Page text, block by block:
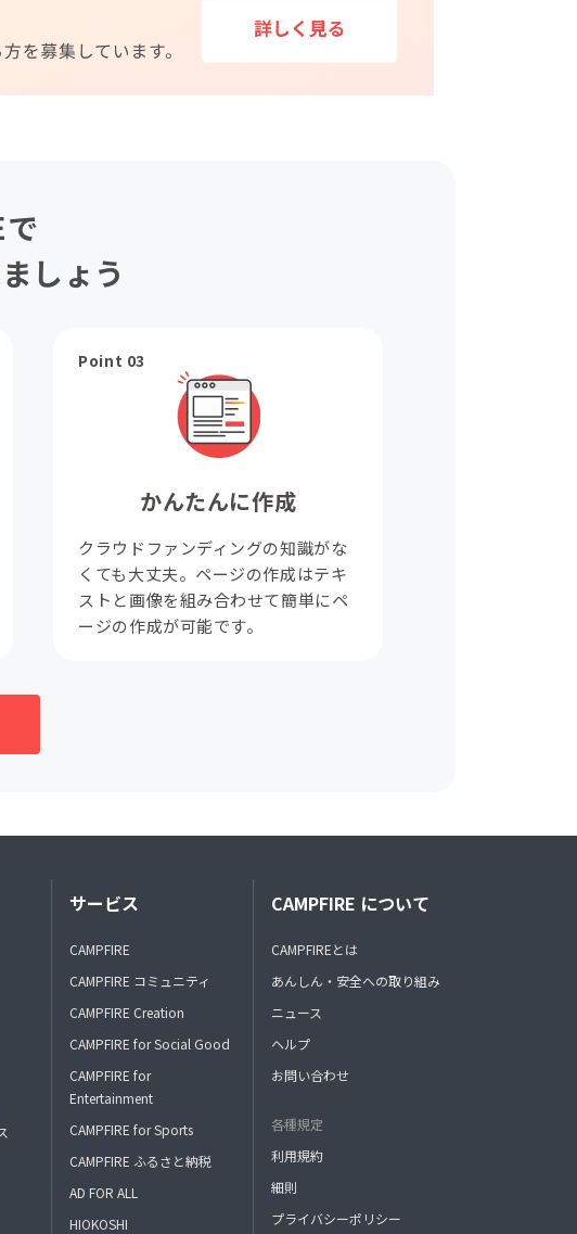
しょう
Point 03
かんたんに作成
クラウドファンディングの知識がな
くても大丈夫。ページの作成はテキ
ストと画像を組み合わせて簡単にペ
ージの作成が可能です。
サービス
CAMPFIRE
CAMPFIRE コミュニティ
CAMPFIRE Creation
CAMPFIRE for Social Good
CAMPFIRE for
Entertainment
CAMPFIRE for Sports
CAMPFIRE ふるさと納税
AD FOR ALL
HIOKOSHI
CAMPFIRE について
CAMPFIREとは
あんしん・安全への取り組み
ニュース
ヘルプ
お問い合わせ
各種規定
利用規約
細則
プライバシーポリシー